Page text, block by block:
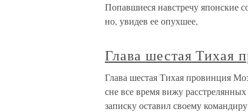
Попавшиеся навстречу японские
но, увидев ее опухшее,
Глава шестая Тихая
Глава шестая Тихая провинция
сне все время вижу
записку оставил своему